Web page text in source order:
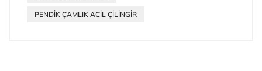
PENDİK ÇAMLIK ACİL ÇİLİNGİR